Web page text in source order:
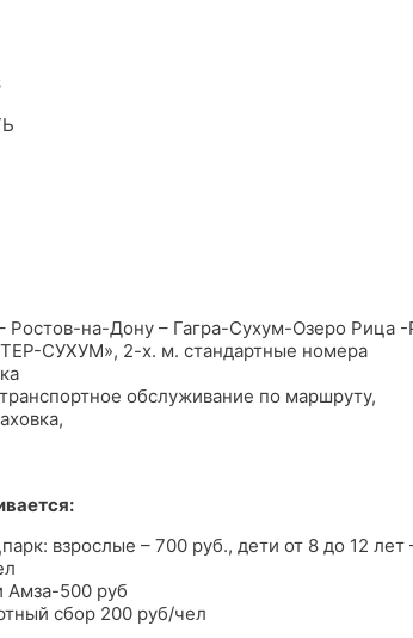
Ростов-на-Дону – Гагра-Сухум-Озеро Рица
СУХУМ», 2-х. м. стандартные номера
обслуживание по маршруту,
взрослые – 700 руб., дети от 8 до 12
Амза-500 руб
сбор 200 руб/чел